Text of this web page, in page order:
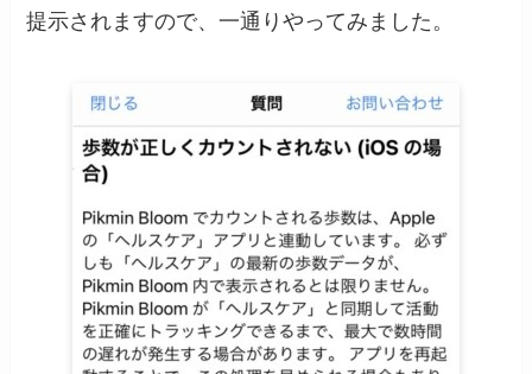
提示されますので、一通りやってみました。